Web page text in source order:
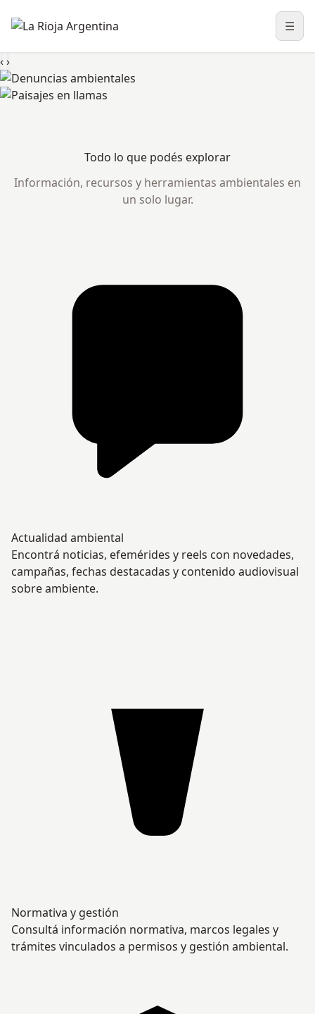
☰
‹ ›
Todo lo que podés explorar
Información, recursos y herramientas ambientales en
un solo lugar.
Actualidad ambiental
Encontrá noticias, efemérides y reels con novedades,
campañas, fechas destacadas y contenido audiovisual
sobre ambiente.
Normativa y gestión
Consultá información normativa, marcos legales y
trámites vinculados a permisos y gestión ambiental.